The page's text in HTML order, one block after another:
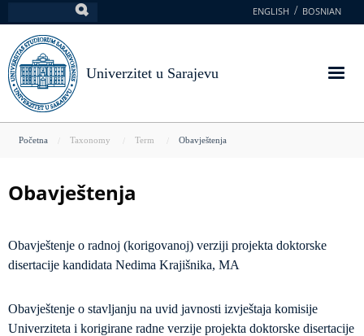
na
glavni
sadržaj
ENGLISH BOSNIAN
Univerzitet u Sarajevu
You
here
Početna Taxonomy Term Obavještenja
Obavještenja
Obavještenje o radnoj (korigovanoj) verziji projekta doktorske
disertacije kandidata Nedima Krajišnika, MA
Obavještenje o stavljanju na uvid javnosti izvještaja komisije
Univerziteta i korigirane radne verzije projekta doktorske disertacije